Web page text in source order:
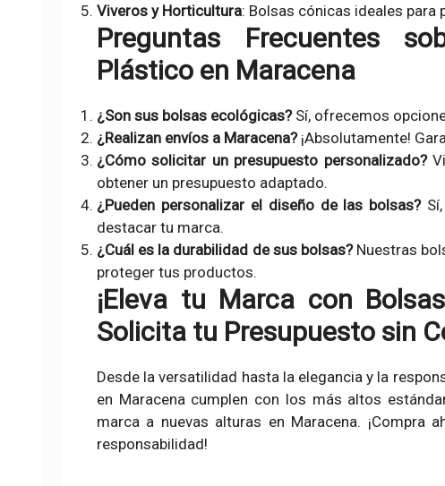
Viveros y Horticultura: Bolsas cónicas ideales para
Preguntas Frecuentes
Plástico en Maracena
¿Son sus bolsas ecológicas?Sí, ofrecemos
¿Realizan envíos a Maracena?¡Absolutamente!
¿Cómo solicitar un presupuesto personalizado?
obtener un presupuesto adaptado.
¿Pueden personalizar el diseño de las bolsas?Sí,
destacar tu marca.
¿Cuál es la durabilidad de sus bolsas?Nuestras
proteger tus productos.
¡Eleva tu Marca con
Solicita tu Presupuesto sin
Desde la versatilidad hasta la elegancia y la
en Maracena cumplen con los más altos
marca a nuevas alturas en Maracena.
responsabilidad!